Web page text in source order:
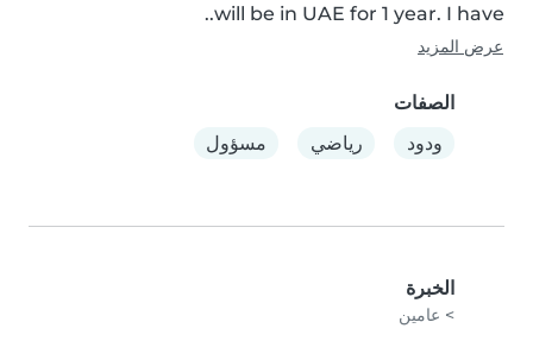
will be in UAE for 1 year. I have..
عرض المزيد
الصفات
ودود
رياضي مسؤول
الخبرة
> عامين